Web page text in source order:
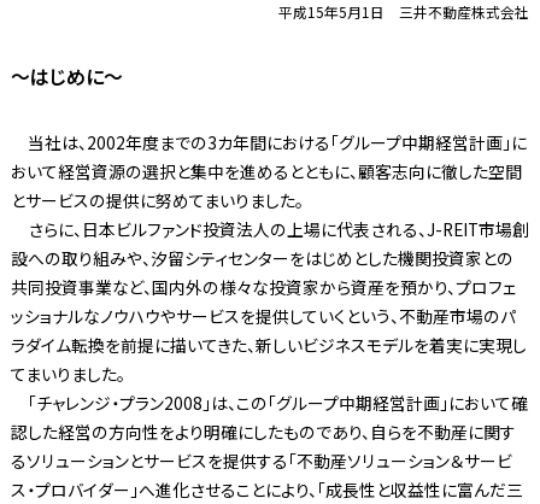
平成15年5月1日 三井不動産株式会社
〜はじめに〜
当社は、2002年度までの3カ年間における「グループ中期経営計画」に
おいて経営資源の選択と集中を進めるとともに、顧客志向に徹した空間
とサービスの提供に努めてまいりました。
さらに、日本ビルファンド投資法人の上場に代表される、J-REIT市場創
設への取り組みや、汐留シティセンターをはじめとした機関投資家との
共同投資事業など、国内外の様々な投資家から資産を預かり、プロフェ
ッショナルなノウハウやサービスを提供していくという、不動産市場のパ
ラダイム転換を前提に描いてきた、新しいビジネスモデルを着実に実現し
てまいりました。
「チャレンジ・プラン2008」は、この「グループ中期経営計画」において確
認した経営の方向性をより明確にしたものであり、自らを不動産に関す
るソリューションとサービスを提供する「不動産ソリューション＆サービ
ス・プロバイダー」へ進化させることにより、「成長性と収益性に富んだ三